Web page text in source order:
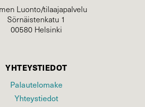
Luonto/tilaajapalvelu
Sörnäistenkatu 1
00580 Helsinki
YHTEYSTIEDOT
Palautelomake
Yhteystiedot